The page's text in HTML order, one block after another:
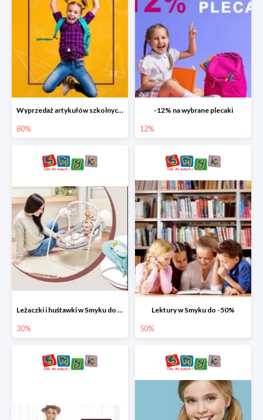
Wyprzedaż artykułów szkolnych w Smyku do -80%
80%
-12% na wybrane plecaki
12%
Leżaczki i huśtawki w Smyku do -30%
30%
Lektury w Smyku do -50%
50%